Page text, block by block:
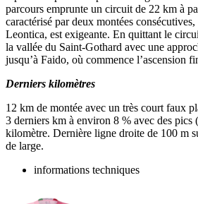
parcours emprunte un circuit de 22 km à
caractérisé par deux montées consécutives,
Leontica, est exigeante. En quittant le
la vallée du Saint-Gothard avec une
jusqu’à Faido, où commence l’ascension
Derniers kilomètres
12 km de montée avec un très court faux
3 derniers km à environ 8 % avec des pics
kilomètre. Dernière ligne droite de 100 m
de large.
informations techniques